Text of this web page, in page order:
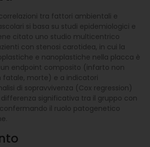
tra fattori ambientali e
si basa su studi epidemiologici e
citato uno studio multicentrico
con stenosi carotidea, in cui la
e nanoplastiche nella placca è
endpoint composito (infarto non
fatale, morte) e a indicatori
di sopravvivenza (Cox regression)
significativa tra il gruppo con
il ruolo patogenetico